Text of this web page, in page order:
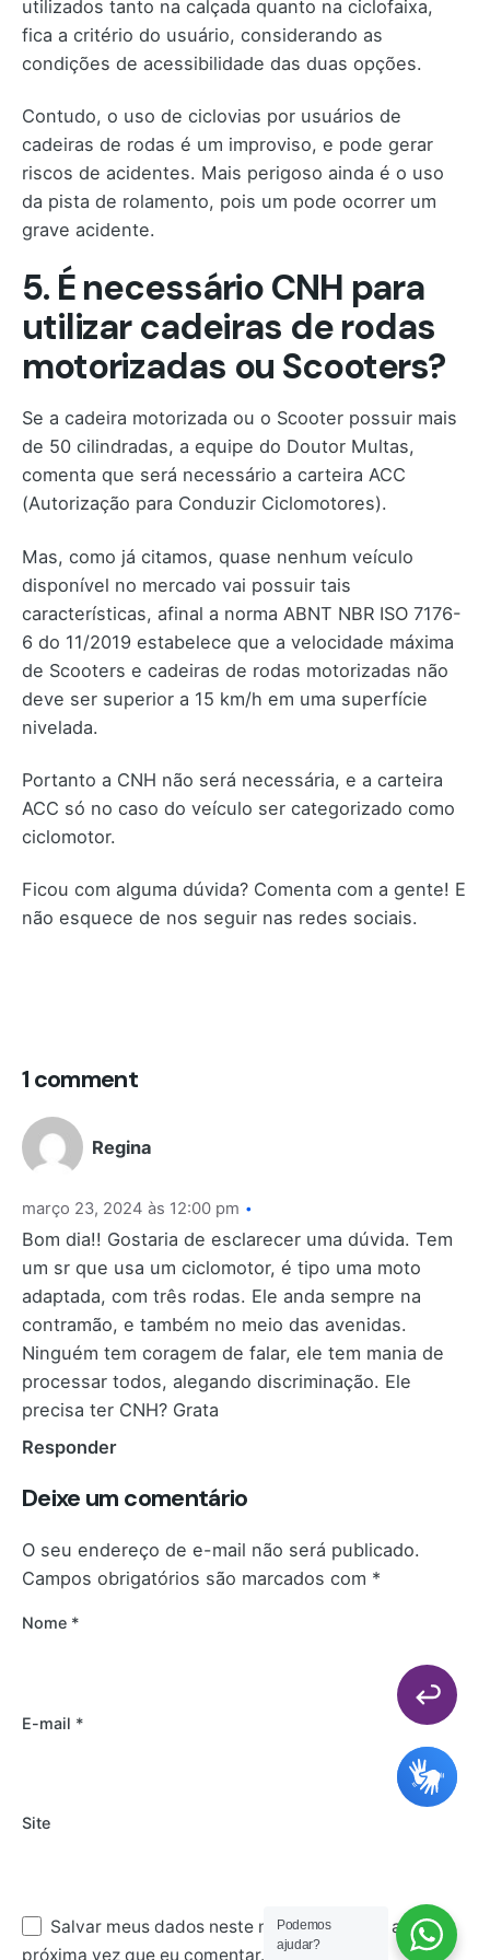
utilizados tanto na calçada quanto na ciclofaixa,
fica a critério do usuário, considerando as
condições de acessibilidade das duas opções.
Contudo, o uso de ciclovias por usuários de
cadeiras de rodas é um improviso, e pode gerar
riscos de acidentes. Mais perigoso ainda é o uso
da pista de rolamento, pois um pode ocorrer um
grave acidente.
5. É necessário CNH para
utilizar cadeiras de rodas
motorizadas ou Scooters?
Se a cadeira motorizada ou o Scooter possuir mais
de 50 cilindradas, a equipe do Doutor Multas,
comenta que será necessário a carteira ACC
(Autorização para Conduzir Ciclomotores).
Mas, como já citamos, quase nenhum veículo
disponível no mercado vai possuir tais
características, afinal a norma ABNT NBR ISO 7176-
6 do 11/2019 estabelece que a velocidade máxima
de Scooters e cadeiras de rodas motorizadas não
deve ser superior a 15 km/h em uma superfície
nivelada.
Portanto a CNH não será necessária, e a carteira
ACC só no caso do veículo ser categorizado como
ciclomotor.
Ficou com alguma dúvida? Comenta com a gente! E
não esquece de nos seguir nas redes sociais.
1 comment
Regina
março 23, 2024 às 12:00 pm
Bom dia!! Gostaria de esclarecer uma dúvida. Tem
um sr que usa um ciclomotor, é tipo uma moto
adaptada, com três rodas. Ele anda sempre na
contramão, e também no meio das avenidas.
Ninguém tem coragem de falar, ele tem mania de
processar todos, alegando discriminação. Ele
precisa ter CNH? Grata
Responder
Deixe um comentário
O seu endereço de e-mail não será publicado.
Campos obrigatórios são marcados com *
Nome *
E-mail *
Site
Salvar meus dados neste navegador para a
próxima vez que eu comentar.
Podemos
ajudar?